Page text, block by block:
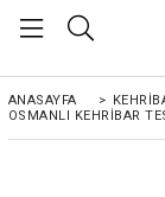
ANASAYFA >
OSMANLI KEHRİBAR